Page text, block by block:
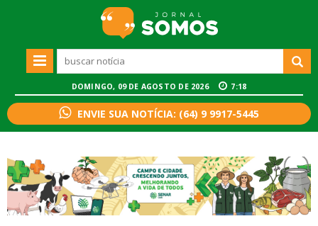
DOMINGO, 09 DE AGOSTO DE 2026 7:18
ENVIE SUA NOTÍCIA: (64) 9 9917-5445